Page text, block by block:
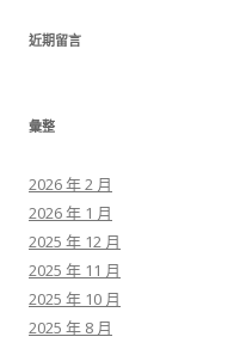
近期留言
彙整
2026 年 2 月
2026 年 1 月
2025 年 12 月
2025 年 11 月
2025 年 10 月
2025 年 8 月